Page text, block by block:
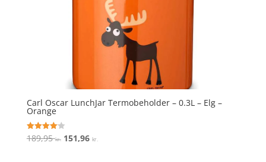
Carl Oscar LunchJar Termobeholder – 0.3L – Elg –
Orange
Vurderet
4.1
189,95kr. Den
151,96 kr.